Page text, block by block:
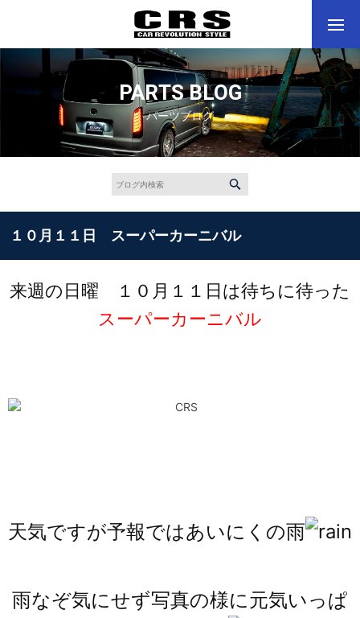
PARTS BLOG
パーツブログ
１０月１１日 スーパーカーニバル
来週の日曜 １０月１１日は待ちに待った
スーパーカーニバル
天気ですが予報ではあいにくの雨
雨なぞ気にせず写真の様に元気いっぱ